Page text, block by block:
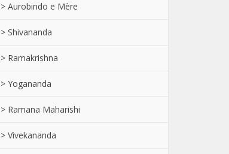
> Aurobindo e Mère
> Shivananda
> Ramakrishna
> Yogananda
> Ramana Maharishi
> Vivekananda